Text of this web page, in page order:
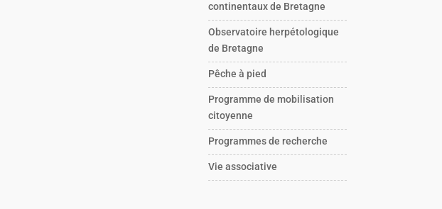
continentaux de Bretagne
Observatoire herpétologique
de Bretagne
Pêche à pied
Programme de mobilisation
citoyenne
Programmes de recherche
Vie associative